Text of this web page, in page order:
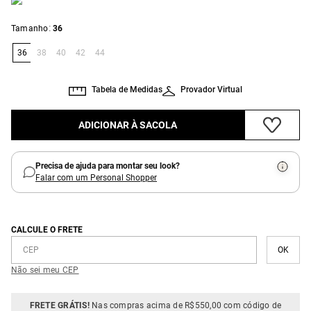
Tamanho: 36
36 38 40 42 44
Provador Virtual
Tabela de Medidas
ADICIONAR À SACOLA
Precisa de ajuda para montar seu look?
Falar com um Personal Shopper
CALCULE O FRETE
Não sei meu CEP
FRETE GRÁTIS!Nas compras acima de R$550,00 com código de